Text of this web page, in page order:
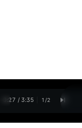
0:28 / 3:35 1 /2